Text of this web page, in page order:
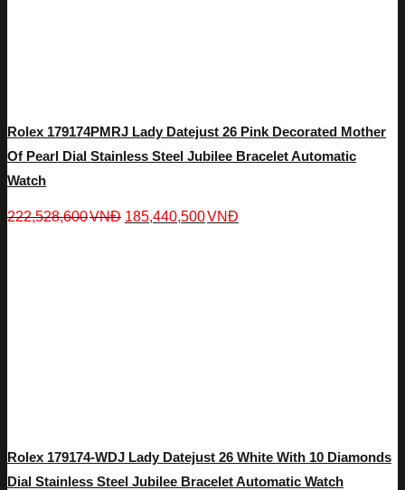
Rolex 179174PMRJ Lady Datejust 26 Pink Decorated Mother
Of Pearl Dial Stainless Steel Jubilee Bracelet Automatic
Watch
222,528,600VNĐ 185,440,500VNĐ
Rolex 179174-WDJ Lady Datejust 26 White With 10 Diamonds
Dial Stainless Steel Jubilee Bracelet Automatic Watch